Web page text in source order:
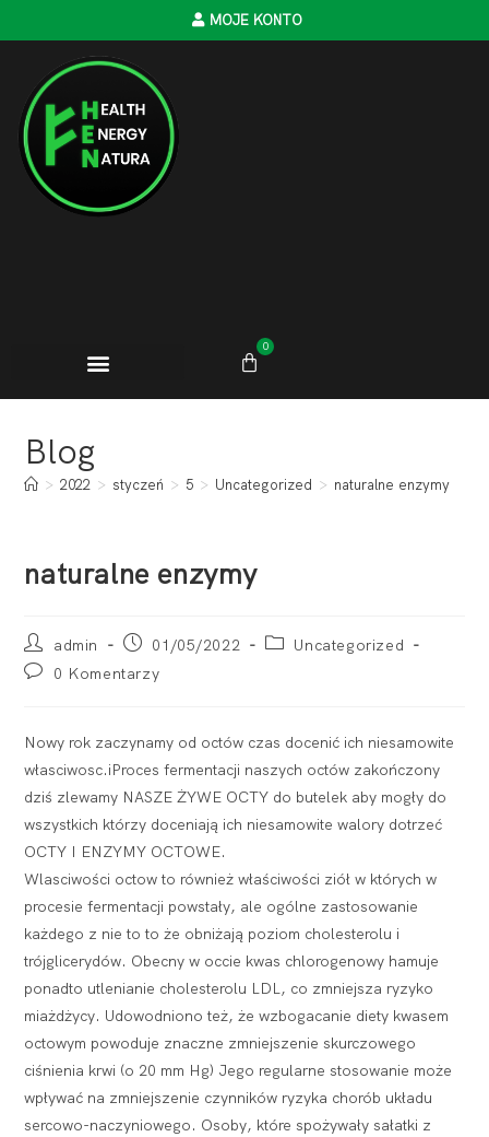
MOJE KONTO
0
Blog
> 2022 > styczeń > 5 > Uncategorized > naturalne enzymy
naturalne enzymy
admin 01/05/2022
Uncategorized
0 Komentarzy
Nowy rok zaczynamy od octów czas docenić ich niesamowite
własciwosc.iProces fermentacji naszych octów zakończony
dziś zlewamy NASZE ŻYWE OCTY do butelek aby mogły do
wszystkich którzy doceniają ich niesamowite walory dotrzeć
OCTY I ENZYMY OCTOWE.
Wlasciwości octow to również właściwości ziół w których w
procesie fermentacji powstały, ale ogólne zastosowanie
każdego z nie to to że obniżają poziom cholesterolu i
trójglicerydów. Obecny w occie kwas chlorogenowy hamuje
ponadto utlenianie cholesterolu LDL, co zmniejsza ryzyko
miażdżycy. Udowodniono też, że wzbogacanie diety kwasem
octowym powoduje znaczne zmniejszenie skurczowego
ciśnienia krwi (o 20 mm Hg) Jego regularne stosowanie może
wpływać na zmniejszenie czynników ryzyka chorób układu
sercowo-naczyniowego. Osoby, które spożywały sałatki z